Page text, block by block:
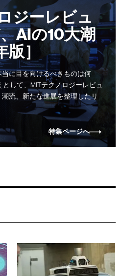
ジーレビュ
AIの10大潮
版］
に目を向けるべきものは何
して、MITテクノロジーレビュ
流、新たな進展を整理したリ
特集ページへ